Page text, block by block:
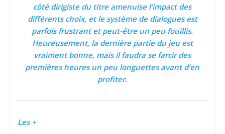
côté dirigiste du titre amenuise l’impact des
différents choix, et le système de dialogues est
parfois frustrant et peut-être un peu fouillis.
Heureusement, la dernière partie du jeu est
vraiment bonne, mais il faudra se farcir des
premières heures un peu longuettes avant d’en
profiter.
Les +